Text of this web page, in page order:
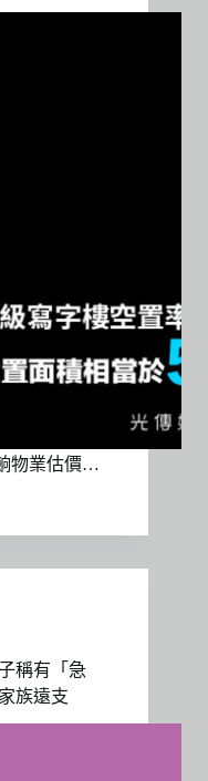
物業估價…
稱有「急
族遠支